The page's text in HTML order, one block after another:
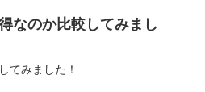
なのか比較してみまし
てみました！